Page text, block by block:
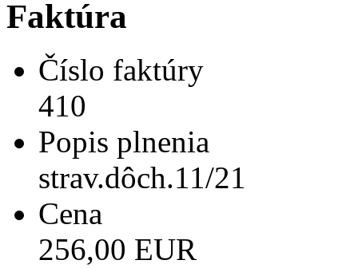
Faktúra
Číslo faktúry
410
Popis plnenia
strav.dôch.11/21
Cena
256,00 EUR